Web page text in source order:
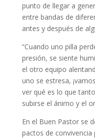
punto de llegar a
entre bandas de
antes y después de
“Cuando uno pilla
presión, se siente
el otro equipo
uno se estresa,
ver qué es lo que
subirse el ánimo y el
En el Buen Pastor se
pactos de convivencia